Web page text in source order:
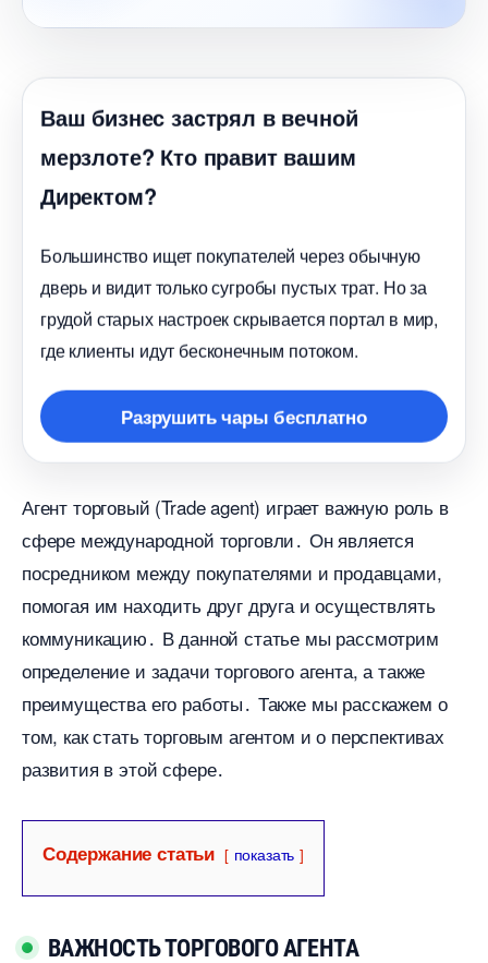
аш бизнес застрял в вечной
мерзлоте? Кто правит вашим
Директом?
Большинство ищет покупателей через обычную
дверь и видит только сугробы пустых трат. Но за
рудой старых настроек скрывается портал в мир,
де клиенты идут бесконечным потоком.
Разрушить чары бесплатно
Агент торговый (Trade agent) играет важную роль
сфере международной торговли․ Он является
посредником между покупателями и продавцами,
помогая им находить друг друга и осуществлять
коммуникацию․ В данной статье мы рассмотрим
определение и задачи торгового агента, а также
преимущества его работы․ Также мы расскажем о
том, как стать торговым агентом и о перспективах
развития в этой сфере․
Содержание статьи показать
АЖНОСТЬ ТОРГОВОГО АГЕНТА